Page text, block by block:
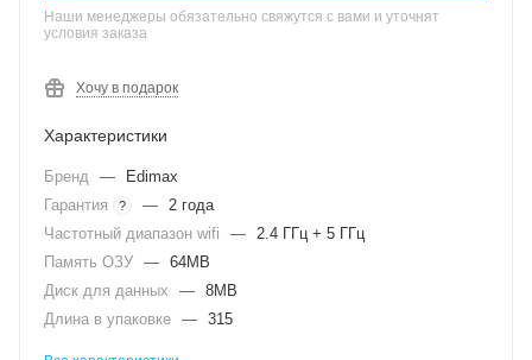
Наши менеджеры обязательно свяжутся с вами и уточнят
условия заказа
Хочу в подарок
Характеристики
Бренд —
Edimax
Гарантия
? — 2 года
Частотный диапазон wifi
— 2.4 ГГц + 5 ГГц
Память ОЗУ — 64MB
Диск для данных
— 8MB
Длина в упаковке — 315